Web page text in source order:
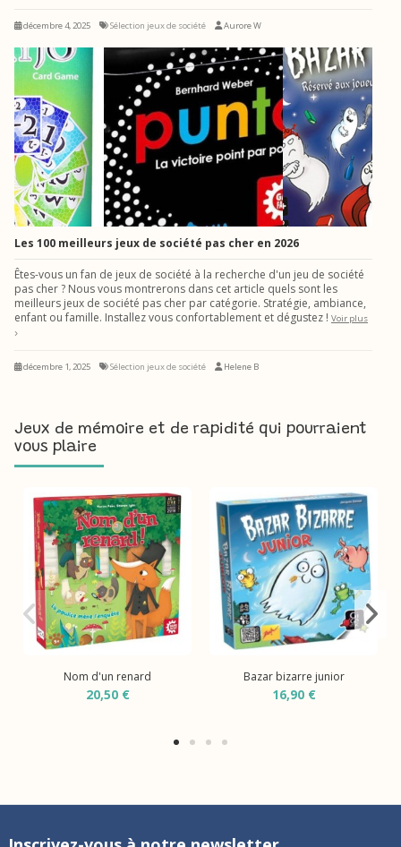
décembre 4, 2025 Sélection jeux de société Aurore W
Les 100 meilleurs jeux de société pas cher en 2026
Êtes-vous un fan de jeux de société à la recherche d'un jeu de société
pas cher ? Nous vous montrerons dans cet article quels sont les
meilleurs jeux de société pas cher par catégorie. Stratégie, ambiance,
enfant ou famille. Installez vous confortablement et dégustez ! Voir plus
décembre 1, 2025 Sélection jeux de société Helene B
Jeux de mémoire et de rapidité qui pourraient
vous plaire
Nom d'un renard
20,50 €
Bazar bizarre junior
16,90 €